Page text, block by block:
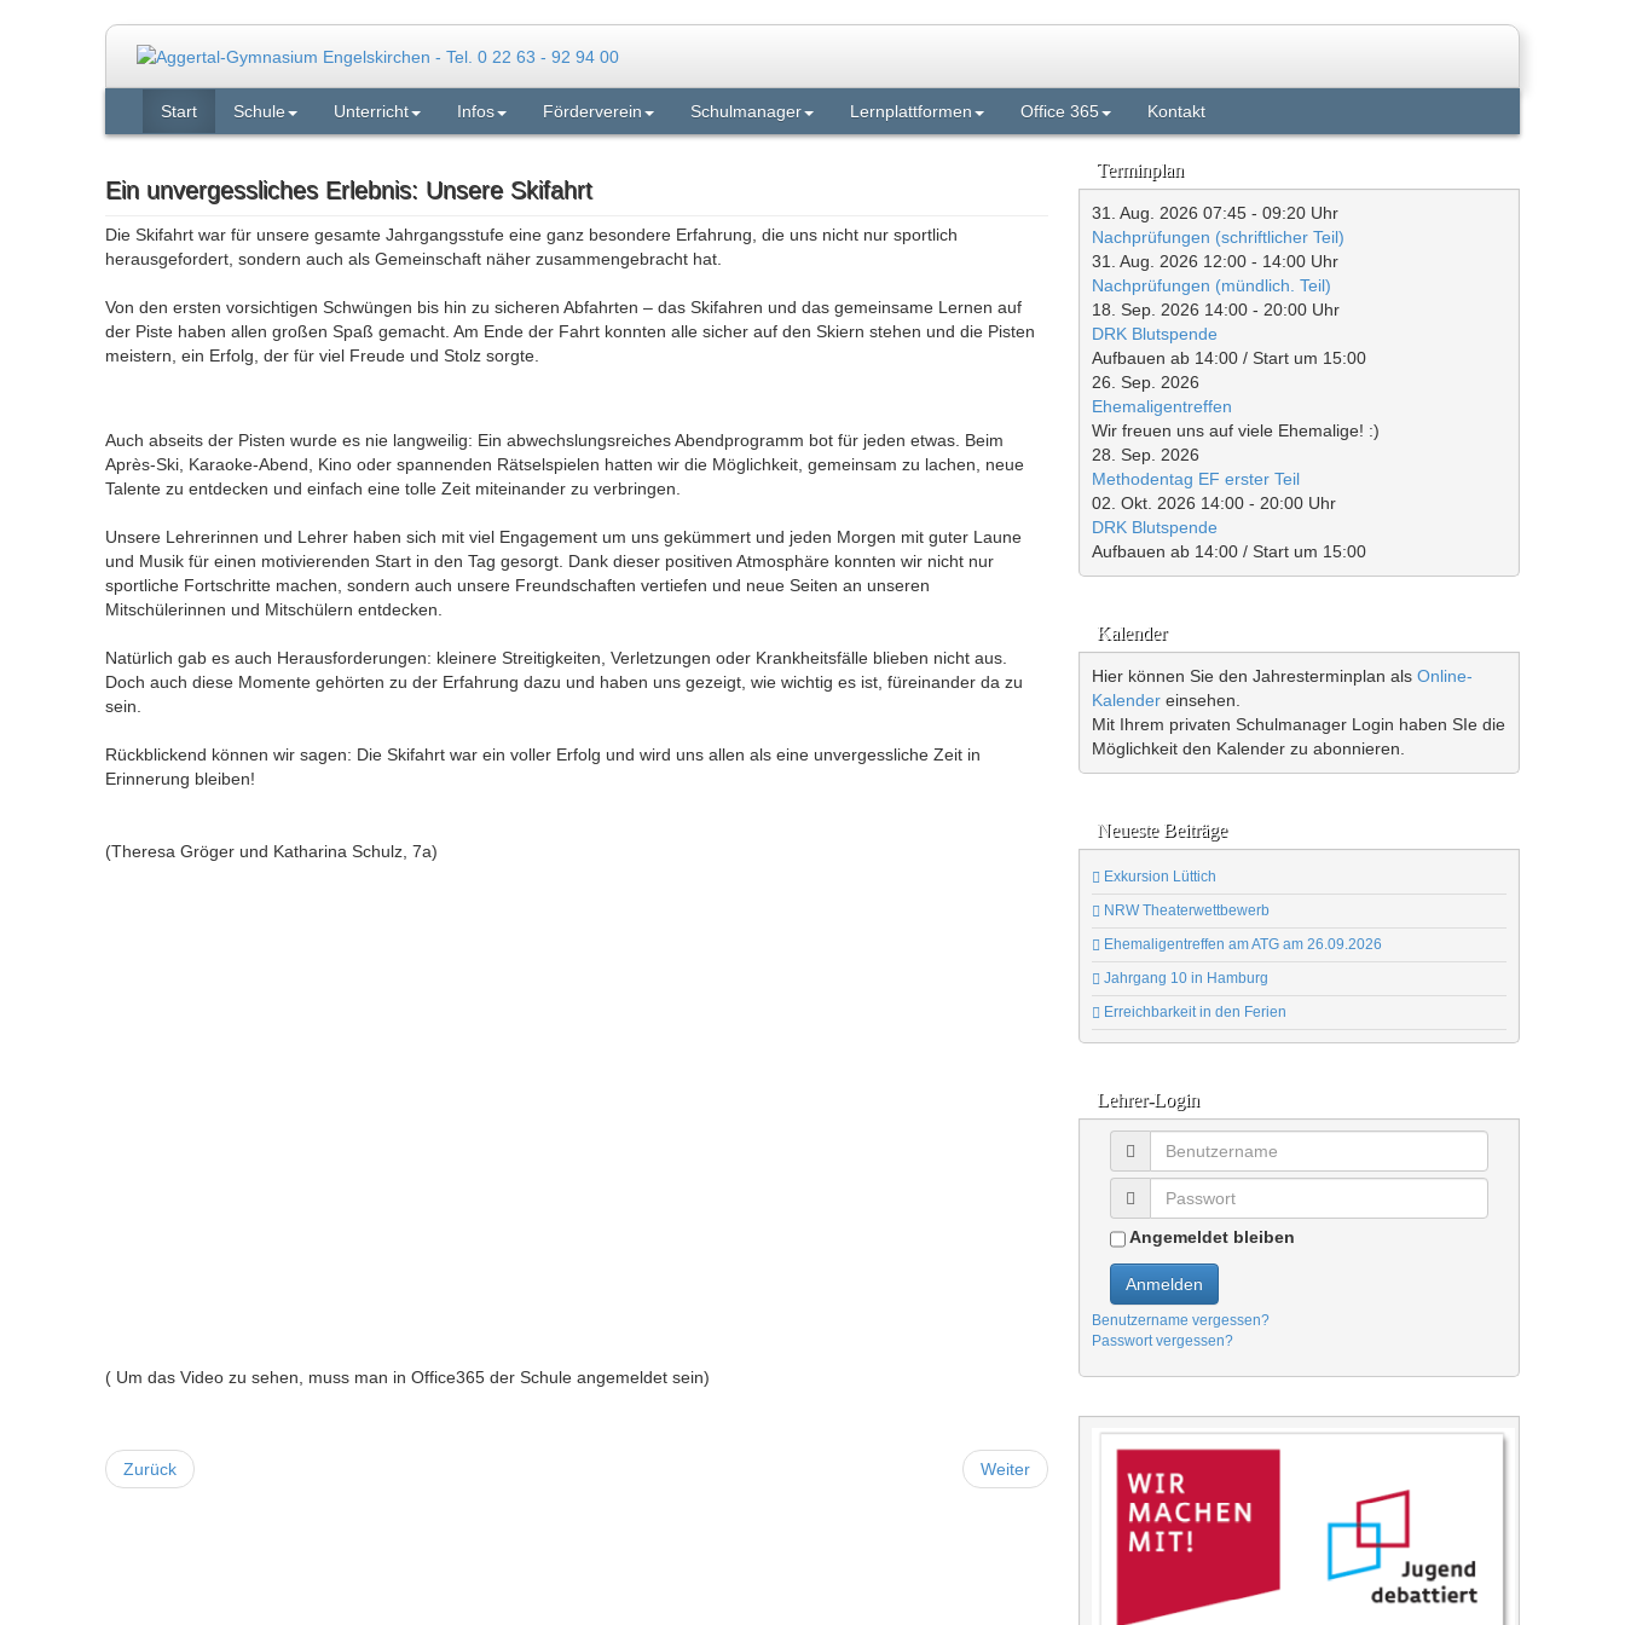
Start Schule Unterricht Infos Förderverein Schulmanager Lernplattformen Office 365 Kontakt
Ein unvergessliches Erlebnis: Unsere Skifahrt
Die Skifahrt war für unsere gesamte Jahrgangsstufe eine ganz besondere Erfahrung, die uns nicht nur sportlich
herausgefordert, sondern auch als Gemeinschaft näher zusammengebracht hat.
Von den ersten vorsichtigen Schwüngen bis hin zu sicheren Abfahrten – das Skifahren und das gemeinsame Lernen auf
der Piste haben allen großen Spaß gemacht. Am Ende der Fahrt konnten alle sicher auf den Skiern stehen und die Pisten
meistern, ein Erfolg, der für viel Freude und Stolz sorgte.
Auch abseits der Pisten wurde es nie langweilig: Ein abwechslungsreiches Abendprogramm bot für jeden etwas. Beim
Après-Ski, Karaoke-Abend, Kino oder spannenden Rätselspielen hatten wir die Möglichkeit, gemeinsam zu lachen, neue
Talente zu entdecken und einfach eine tolle Zeit miteinander zu verbringen.
Unsere Lehrerinnen und Lehrer haben sich mit viel Engagement um uns gekümmert und jeden Morgen mit guter Laune
und Musik für einen motivierenden Start in den Tag gesorgt. Dank dieser positiven Atmosphäre konnten wir nicht nur
sportliche Fortschritte machen, sondern auch unsere Freundschaften vertiefen und neue Seiten an unseren
Mitschülerinnen und Mitschülern entdecken.
Natürlich gab es auch Herausforderungen: kleinere Streitigkeiten, Verletzungen oder Krankheitsfälle blieben nicht aus.
Doch auch diese Momente gehörten zu der Erfahrung dazu und haben uns gezeigt, wie wichtig es ist, füreinander da zu
sein.
Rückblickend können wir sagen: Die Skifahrt war ein voller Erfolg und wird uns allen als eine unvergessliche Zeit in
Erinnerung bleiben!
(Theresa Gröger und Katharina Schulz, 7a)
( Um das Video zu sehen, muss man in Office365 der Schule angemeldet sein)
Zurück Weiter
Terminplan
31. Aug. 2026 07:45 - 09:20 Uhr
Nachprüfungen (schriftlicher Teil)
31. Aug. 2026 12:00 - 14:00 Uhr
Nachprüfungen (mündlich. Teil)
18. Sep. 2026 14:00 - 20:00 Uhr
DRK Blutspende
Aufbauen ab 14:00 / Start um 15:00
26. Sep. 2026
Ehemaligentreffen
Wir freuen uns auf viele Ehemalige! :)
28. Sep. 2026
Methodentag EF erster Teil
02. Okt. 2026 14:00 - 20:00 Uhr
DRK Blutspende
Aufbauen ab 14:00 / Start um 15:00
Kalender
Hier können Sie den Jahresterminplan als Online-
Kalender einsehen.
Mit Ihrem privaten Schulmanager Login haben SIe die
Möglichkeit den Kalender zu abonnieren.
Neueste Beiträge
Exkursion Lüttich
NRW Theaterwettbewerb
Ehemaligentreffen am ATG am 26.09.2026
Jahrgang 10 in Hamburg
Erreichbarkeit in den Ferien
Lehrer-Login
Angemeldet bleiben
Anmelden
Benutzername vergessen?
Passwort vergessen?